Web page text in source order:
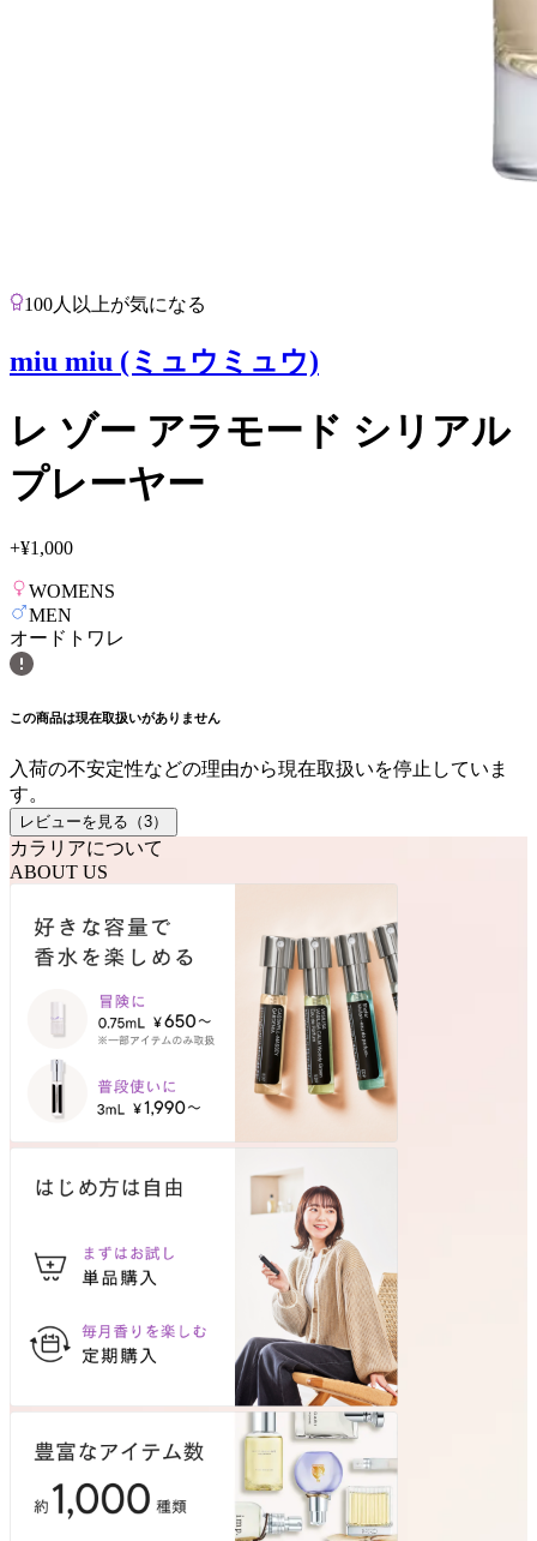
100人以上が気になる
miu miu (ミュウミュウ)
レ ゾー アラモード シリアル
プレーヤー
+¥1,000
WOMENS
MEN
オードトワレ
この商品は現在取扱いがありません
入荷の不安定性などの理由から現在取扱いを停止していま
す。
レビューを見る（3）
カラリアについて
ABOUT US